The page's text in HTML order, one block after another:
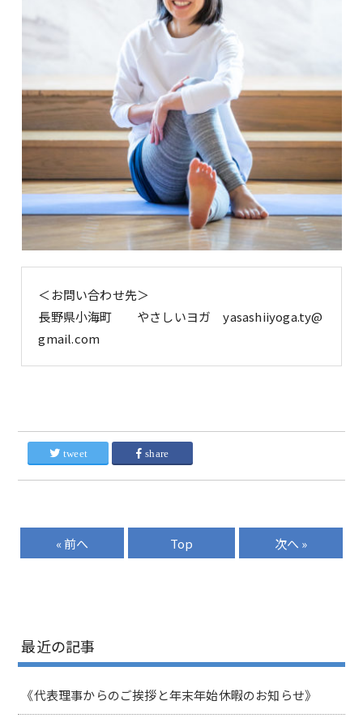
＜お問い合わせ先＞
長野県小海町 やさしいヨガ yasashiiyoga.ty@
gmail.com
tweet share
« 前へ Top 次へ »
最近の記事
《代表理事からのご挨拶と年末年始休暇のお知らせ》